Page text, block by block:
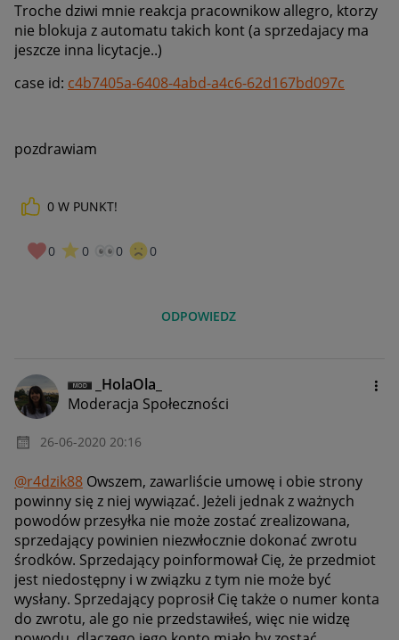
Troche dziwi mnie reakcja pracownikow allegro, ktorzy
nie blokuja z automatu takich kont (a sprzedajacy ma
jeszcze inna licytacje..)
case id: c4b7405a-6408-4abd-a4c6-62d167bd097c
pozdrawiam
0 W PUNKT!
0 0 0 0
ODPOWIEDZ
_HolaOla_
Moderacja Społeczności
‎26-06-2020 20:16
@r4dzik88 Owszem, zawarliście umowę i obie strony
powinny się z niej wywiązać. Jeżeli jednak z ważnych
powodów przesyłka nie może zostać zrealizowana,
sprzedający powinien niezwłocznie dokonać zwrotu
środków. Sprzedający poinformował Cię, że przedmiot
jest niedostępny i w związku z tym nie może być
wysłany. Sprzedający poprosił Cię także o numer konta
do zwrotu, ale go nie przedstawiłeś, więc nie widzę